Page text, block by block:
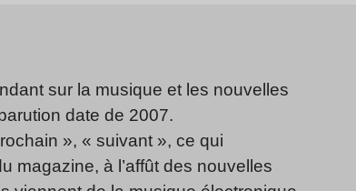
sur la musique et les nouvelles
date de 2007.
», « suivant », ce qui
magazine, à l’affût des nouvelles